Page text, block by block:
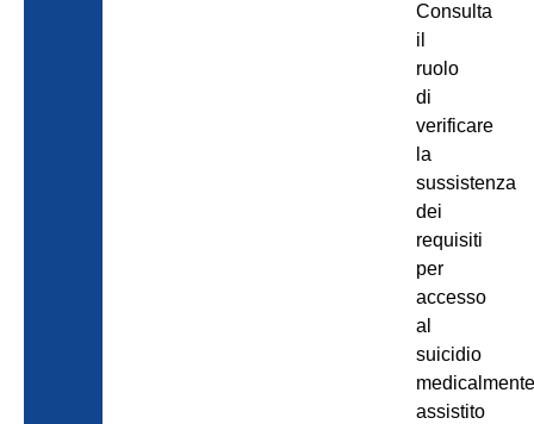
Consulta
il
ruolo
di
verificare
la
sussistenza
dei
requisiti
per
accesso
al
suicidio
assistito